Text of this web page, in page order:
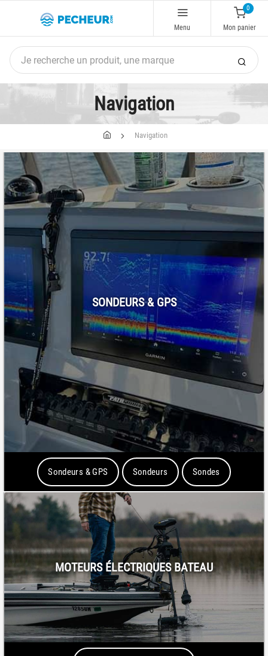
Menu
0
Mon panier
Navigation
Navigation
SONDEURS & GPS
Sondeurs & GPS Sondeurs Sondes
MOTEURS ÉLECTRIQUES BATEAU